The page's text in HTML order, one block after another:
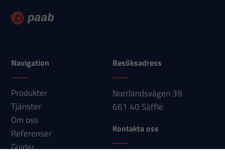
Navigation
Produkter
Tjänster
Om oss
Referenser
Guider
Besöksadress
Norrlandsvägen 39
661 40 Säffle
Kontakta oss
baserat på
hemsidan
används.